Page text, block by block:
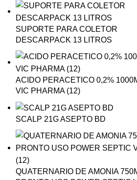
SUPORTE PARA COLETOR
DESCARPACK 13 LITROS
ACIDO PERACETICO 0,2%
VIC PHARMA (12)
SCALP 21G ASEPTO BD
QUATERNARIO DE AMONIA